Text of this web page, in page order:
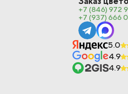
+7 (846) 972
+7 (937) 666
5.0
4.9
4.9